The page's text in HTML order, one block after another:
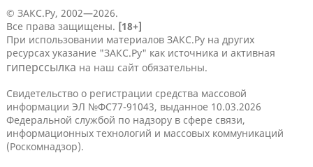
© ЗАКС.Ру, 2002—2026.
Все права защищены. [18+]
При использовании материалов ЗАКС.Ру на других
ресурсах указание "ЗАКС.Ру" как источника и активная
гиперссылка на наш сайт обязательны.
Свидетельство о регистрации средства массовой
информации ЭЛ №ФС77-91043, выданное 10.03.2026
Федеральной службой по надзору в сфере связи,
информационных технологий и массовых коммуникаций
(Роскомнадзор).